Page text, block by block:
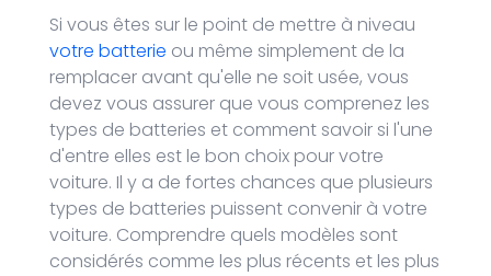
Si vous êtes sur le point de mettre à niveau
votre batterie ou même simplement de la
remplacer avant qu'elle ne soit usée, vous
devez vous assurer que vous comprenez les
types de batteries et comment savoir si l'une
d'entre elles est le bon choix pour votre
voiture. Il y a de fortes chances que plusieurs
types de batteries puissent convenir à votre
voiture. Comprendre quels modèles sont
considérés comme les plus récents et les plus